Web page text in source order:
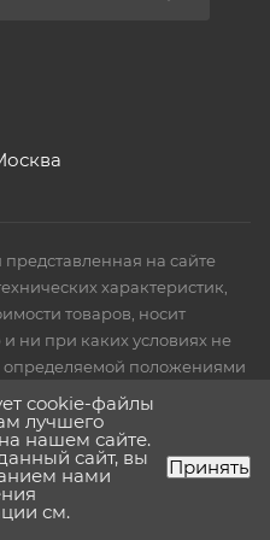
на сайте
характеристик,
товаров, носит
ни при каких условиях не
определяемой положениями
кодекса РФ.
cookie-файлы
лучшего
нашем сайте.
сайт, вы
нами
см.
Принять